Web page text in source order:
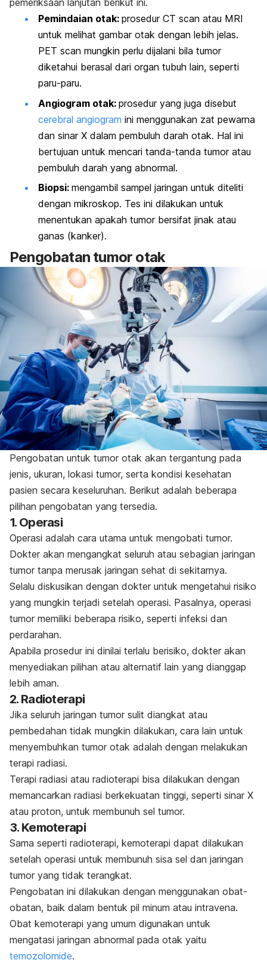
pemeriksaan lanjutan berikut ini.
Pemindaian otak: prosedur CT scan atau MRI
untuk melihat gambar otak dengan lebih jelas.
PET scan mungkin perlu dijalani bila tumor
diketahui berasal dari organ tubuh lain, seperti
paru-paru.
Angiogram otak: prosedur yang juga disebut
cerebral angiogram ini menggunakan zat pewarna
dan sinar X dalam pembuluh darah otak. Hal ini
bertujuan untuk mencari tanda-tanda tumor atau
pembuluh darah yang abnormal.
Biopsi: mengambil sampel jaringan untuk diteliti
dengan mikroskop. Tes ini dilakukan untuk
menentukan apakah tumor bersifat jinak atau
ganas (kanker).
Pengobatan tumor otak
Pengobatan untuk tumor otak akan tergantung pada
jenis, ukuran, lokasi tumor, serta kondisi kesehatan
pasien secara keseluruhan. Berikut adalah beberapa
pilihan pengobatan yang tersedia.
1. Operasi
Operasi adalah cara utama untuk mengobati tumor.
Dokter akan mengangkat seluruh atau sebagian jaringan
tumor tanpa merusak jaringan sehat di sekitarnya.
Selalu diskusikan dengan dokter untuk mengetahui risiko
yang mungkin terjadi setelah operasi. Pasalnya, operasi
tumor memiliki beberapa risiko, seperti infeksi dan
perdarahan.
Apabila prosedur ini dinilai terlalu berisiko, dokter akan
menyediakan pilihan atau alternatif lain yang dianggap
lebih aman.
2. Radioterapi
Jika seluruh jaringan tumor sulit diangkat atau
pembedahan tidak mungkin dilakukan, cara lain untuk
menyembuhkan tumor otak adalah dengan melakukan
terapi radiasi.
Terapi radiasi atau radioterapi bisa dilakukan dengan
memancarkan radiasi berkekuatan tinggi, seperti sinar X
atau proton, untuk membunuh sel tumor.
3. Kemoterapi
Sama seperti radioterapi, kemoterapi dapat dilakukan
setelah operasi untuk membunuh sisa sel dan jaringan
tumor yang tidak terangkat.
Pengobatan ini dilakukan dengan menggunakan obat-
obatan, baik dalam bentuk pil minum atau intravena.
Obat kemoterapi yang umum digunakan untuk
mengatasi jaringan abnormal pada otak yaitu
temozolomide.